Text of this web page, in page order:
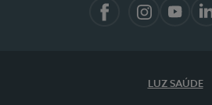
LUZ SAÚDE